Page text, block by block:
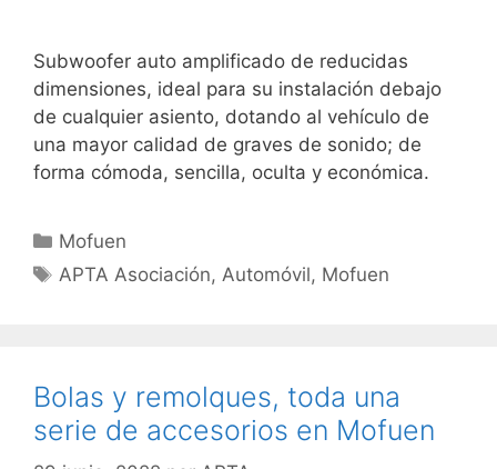
Subwoofer auto amplificado de reducidas
dimensiones, ideal para su instalación debajo
de cualquier asiento, dotando al vehículo de
una mayor calidad de graves de sonido; de
forma cómoda, sencilla, oculta y económica.
Mofuen
APTA Asociación, Automóvil, Mofuen
Bolas y remolques, toda una
serie de accesorios en Mofuen